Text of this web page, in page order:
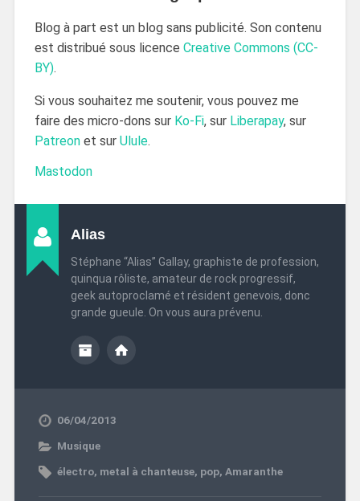
Blog à part est un blog sans publicité. Son contenu
est distribué sous licence Creative Commons (CC-
BY).
Si vous souhaitez me soutenir, vous pouvez me
faire des micro-dons sur Ko-Fi, sur Liberapay, sur
Patreonet sur Ulule.
Mastodon
Alias
Stéphane “Alias” Gallay, graphiste de profession,
quinqua rôliste, amateur de rock progressif,
geek autoproclamé et résident genevois, donc
grande gueule. On vous aura prévenu.
06/04/2013
Musique
électro, metal à chanteuse, pop, Amaranthe